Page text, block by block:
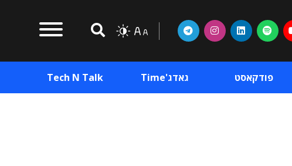
פודקאסט גאדג'Time Tech N Talk